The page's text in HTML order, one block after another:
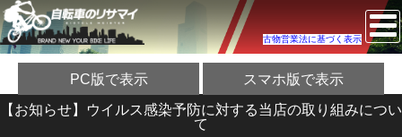
古物営業法に基づく表示
PC版で表示 スマホ版で表示
【お知らせ】ウイルス感染予防に対する当店の取り組みについ
て